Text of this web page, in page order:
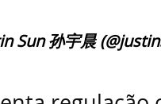
Sun 孙宇晨